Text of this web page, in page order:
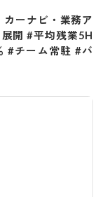
カーナビ・業務ア
開 #平均残業5H
#チーム常駐 #バ